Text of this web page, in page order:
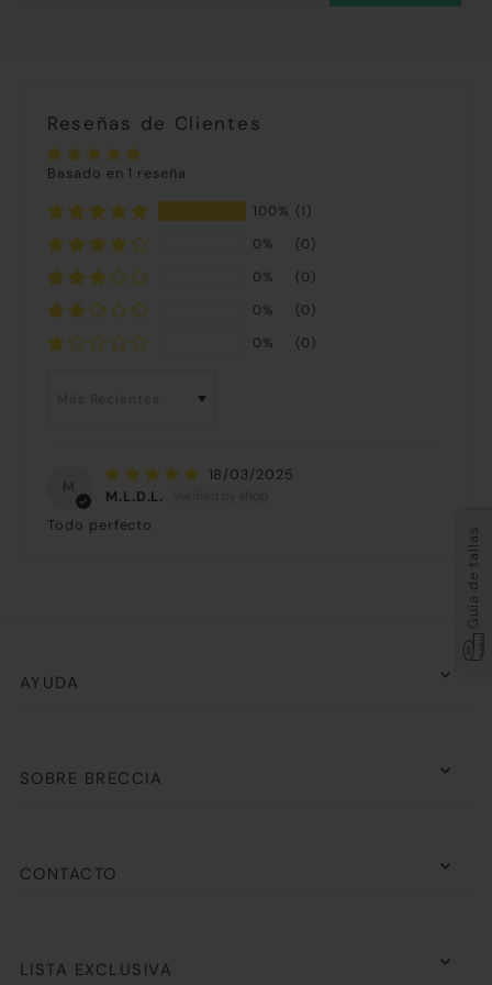
Reseñas de Clientes
Basado en 1 reseña
100% (1)
0%
(0)
0%
(0)
0%
(0)
0%
(0)
M
18/03/2025
M.L.D.L.
Todo perfecto
AYUDA
SOBRE BRECCIA
CONTACTO
LISTA EXCLUSIVA
Guía de tallas